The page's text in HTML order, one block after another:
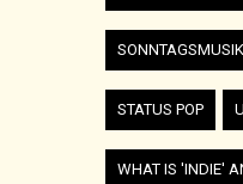
SONNTAGSMUSIK
STATUS POP
WHAT IS 'INDIE'